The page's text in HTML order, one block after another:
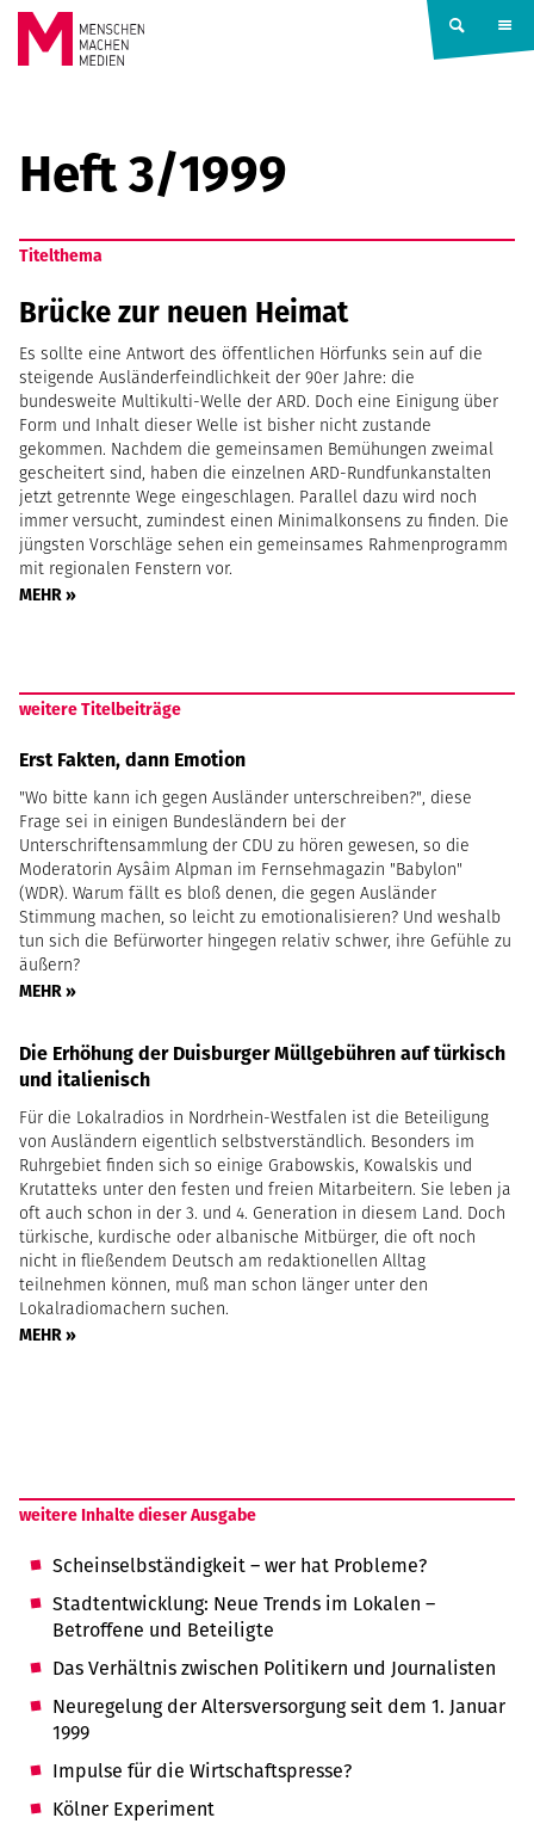
Springe zum Inhalt
MACHEN
MEDIEN
Heft 3/1999
Titelthema
Brücke zur neuen Heimat
Es sollte eine Antwort des öffentlichen Hörfunks sein auf die
steigende Ausländerfeindlichkeit der 90er Jahre: die
bundesweite Multikulti-Welle der ARD. Doch eine Einigung über
Form und Inhalt dieser Welle ist bisher nicht zustande
gekommen. Nachdem die gemeinsamen Bemühungen zweimal
gescheitert sind, haben die einzelnen ARD-Rundfunkanstalten
jetzt getrennte Wege eingeschlagen. Parallel dazu wird noch
immer versucht, zumindest einen Minimalkonsens zu finden. Die
jüngsten Vorschläge sehen ein gemeinsames Rahmenprogramm
mit regionalen Fenstern vor.
MEHR »
weitere Titelbeiträge
Erst Fakten, dann Emotion
"Wo bitte kann ich gegen Ausländer unterschreiben?", diese
Frage sei in einigen Bundesländern bei der
Unterschriftensammlung der CDU zu hören gewesen, so die
Moderatorin Aysâim Alpman im Fernsehmagazin "Babylon"
(WDR). Warum fällt es bloß denen, die gegen Ausländer
Stimmung machen, so leicht zu emotionalisieren? Und weshalb
tun sich die Befürworter hingegen relativ schwer, ihre Gefühle zu
äußern?
MEHR »
Die Erhöhung der Duisburger Müllgebühren auf türkisch
und italienisch
Für die Lokalradios in Nordrhein-Westfalen ist die Beteiligung
von Ausländern eigentlich selbstverständlich. Besonders im
Ruhrgebiet finden sich so einige Grabowskis, Kowalskis und
Krutatteks unter den festen und freien Mitarbeitern. Sie leben ja
oft auch schon in der 3. und 4. Generation in diesem Land. Doch
türkische, kurdische oder albanische Mitbürger, die oft noch
nicht in fließendem Deutsch am redaktionellen Alltag
teilnehmen können, muß man schon länger unter den
Lokalradiomachern suchen.
MEHR »
weitere Inhalte dieser Ausgabe
Scheinselbständigkeit – wer hat Probleme?
Stadtentwicklung: Neue Trends im Lokalen –
Betroffene und Beteiligte
Das Verhältnis zwischen Politikern und Journalisten
Neuregelung der Altersversorgung seit dem 1. Januar
1999
Impulse für die Wirtschaftspresse?
Kölner Experiment